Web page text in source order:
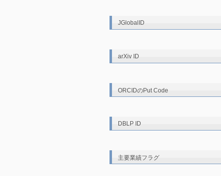
JGlobalID
arXiv ID
ORCIDのPut Code
DBLP ID
主要業績フラグ